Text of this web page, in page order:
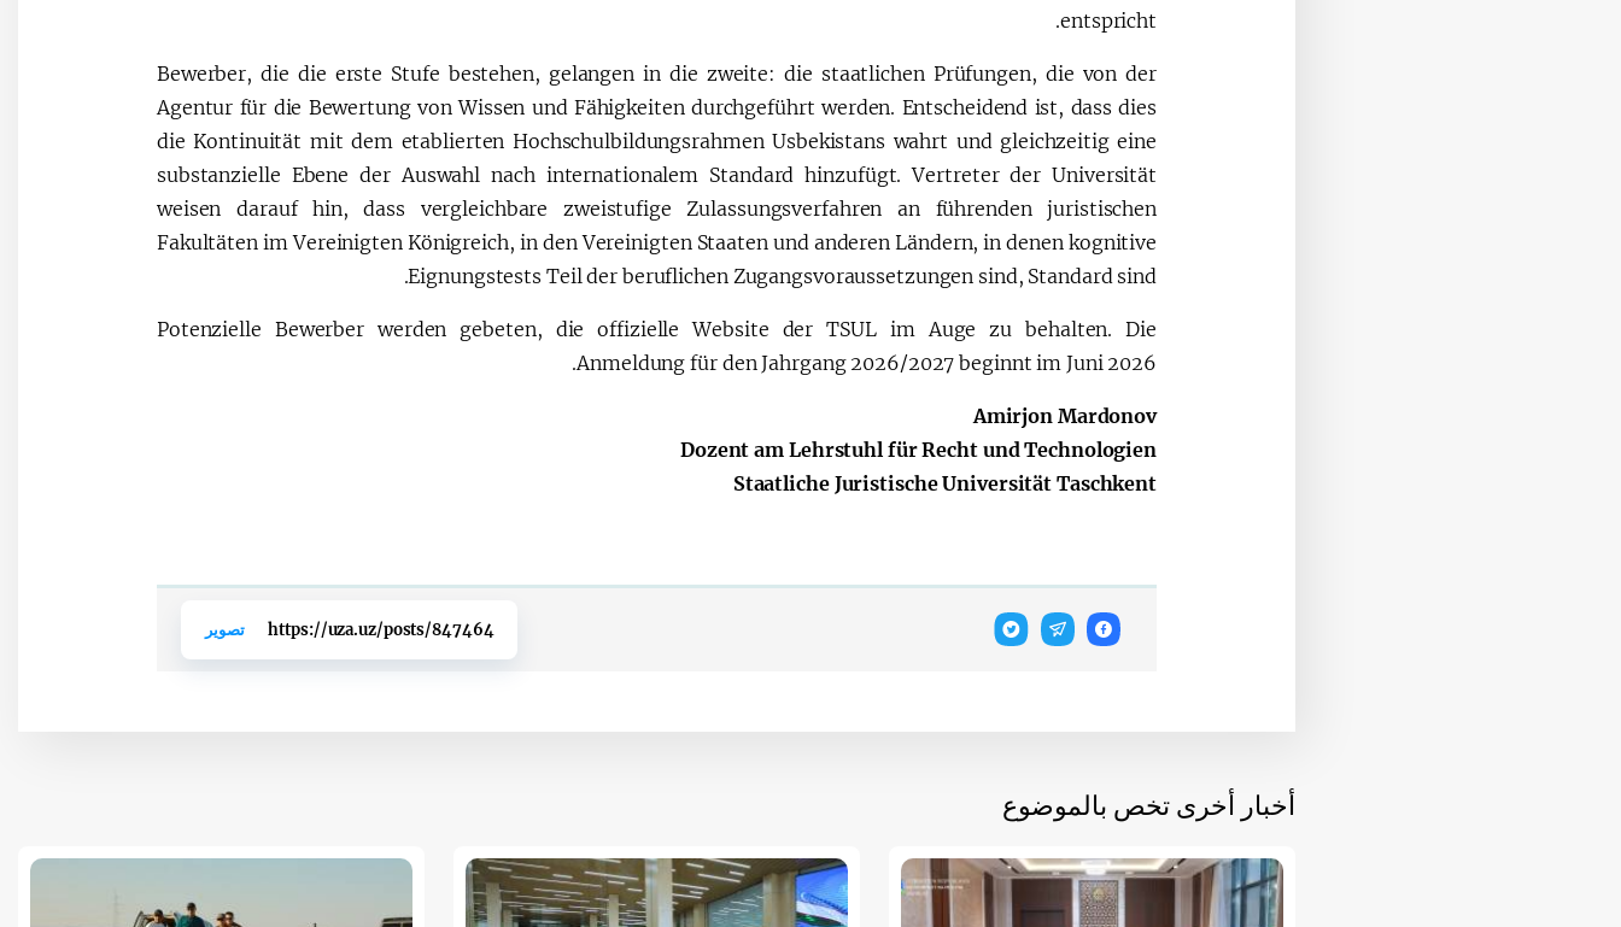
entspricht.
Bewerber, die die erste Stufe bestehen, gelangen in die zweite: die staatlichen Prüfungen, die von der
Agentur für die Bewertung von Wissen und Fähigkeiten durchgeführt werden. Entscheidend ist, dass dies
die Kontinuität mit dem etablierten Hochschulbildungsrahmen Usbekistans wahrt und gleichzeitig eine
substanzielle Ebene der Auswahl nach internationalem Standard hinzufügt. Vertreter der Universität
weisen darauf hin, dass vergleichbare zweistufige Zulassungsverfahren an führenden juristischen
Fakultäten im Vereinigten Königreich, in den Vereinigten Staaten und anderen Ländern, in denen kognitive
Eignungstests Teil der beruflichen Zugangsvoraussetzungen sind, Standard sind.
Potenzielle Bewerber werden gebeten, die offizielle Website der TSUL im Auge zu behalten. Die
Anmeldung für den Jahrgang 2026/2027 beginnt im Juni 2026.
Amirjon Mardonov
Dozent am Lehrstuhl für Recht und Technologien
Staatliche Juristische Universität Taschkent
https://uza.uz/posts/847464 تصوير
أخبار أخرى تخص بالموضوع